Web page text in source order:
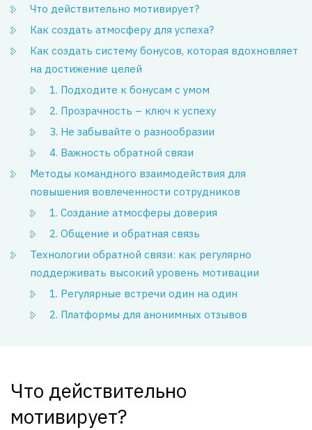
Что действительно мотивирует?
Как создать атмосферу для успеха?
Как создать систему бонусов, которая вдохновляет
на достижение целей
1. Подходите к бонусам с умом
2. Прозрачность – ключ к успеху
3. Не забывайте о разнообразии
4. Важность обратной связи
Методы командного взаимодействия для
повышения вовлеченности сотрудников
1. Создание атмосферы доверия
2. Общение и обратная связь
Технологии обратной связи: как регулярно
поддерживать высокий уровень мотивации
1. Регулярные встречи один на один
2. Платформы для анонимных отзывов
Что действительно
мотивирует?